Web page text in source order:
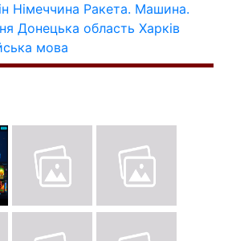
Німеччина Ракета. Машина.
Донецька область Харків
мова